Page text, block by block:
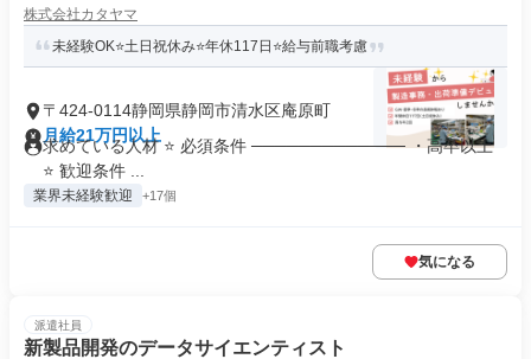
株式会社カタヤマ
未経験OK⭐土日祝休み⭐年休117日⭐給与前職考慮
〒424-0114静岡県静岡市清水区庵原町
月給21万円以上
求めている人材 ⭐ 必須条件 ───────────── ・高卒以上
⭐ 歓迎条件 ...
業界未経験歓迎 +17個
気になる
派遣社員
新製品開発のデータサイエンティスト